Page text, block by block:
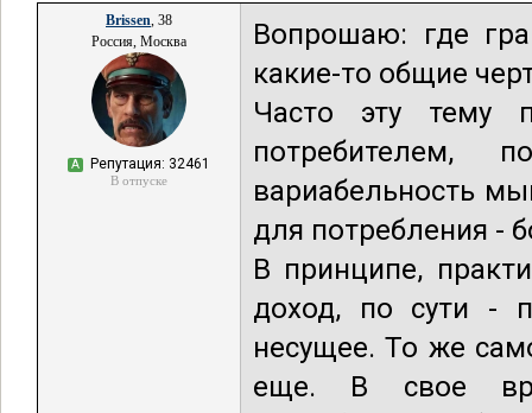
Brissen, 38
Россия, Москва
А Репутация: 32461
В отпуске
Вопрошаю: где
какие-то общие
Часто эту тему
потребителем,
вариабельность
для потребления -
В принципе,
доход, по сути -
несущее. То же
еще. В свое